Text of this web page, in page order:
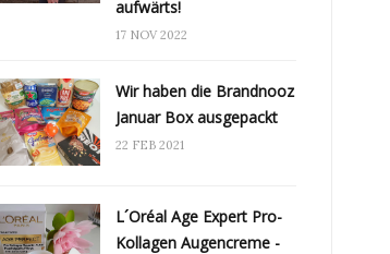
aufwärts!
17 NOV 2022
Wir haben die Brandnooz
Januar Box ausgepackt
22 FEB 2021
L´Oréal Age Expert Pro-
Kollagen Augencreme -